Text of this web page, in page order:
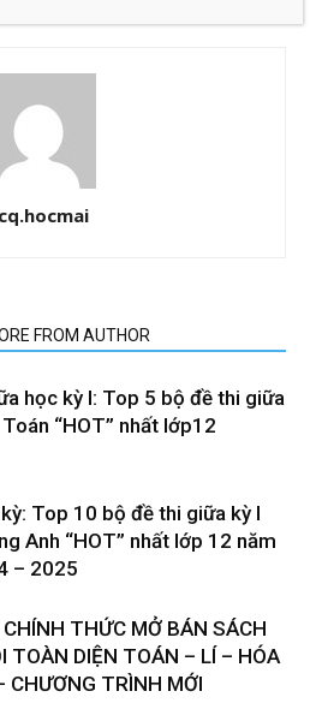
FROM AUTHOR
học kỳ I: Top 5 bộ đề thi giữa
“HOT” nhất lớp12
Top 10 bộ đề thi giữa kỳ I
Anh “HOT” nhất lớp 12 năm
– 2025
THỨC MỞ BÁN SÁCH
TOÀN DIỆN TOÁN – LÍ – HÓA
CHƯƠNG TRÌNH MỚI